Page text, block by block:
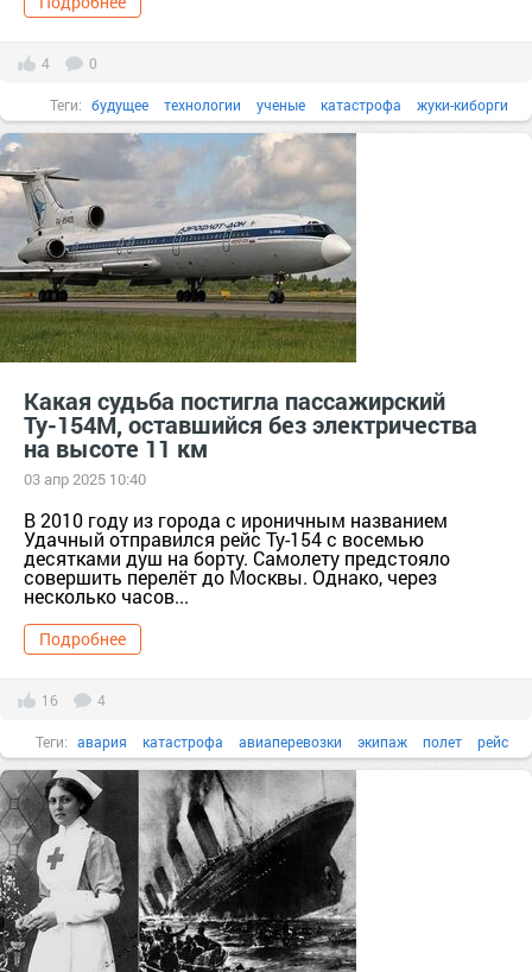
4 0
Теги: будущее технологии ученые катастрофа жуки-киборги
спасатели разрушенные сдания
Какая судьба постигла пассажирский
Ту-154М, оставшийся без электричества
на высоте 11 км
03 апр 2025 10:40
В 2010 году из города с ироничным названием
Удачный отправился рейс Ту-154 с восемью
десятками душ на борту. Самолету предстояло
совершить перелёт до Москвы. Однако, через
несколько часов...
Подробнее
16 4
Теги: авария катастрофа авиаперевозки экипаж полет рейс
Ту-154М чудо